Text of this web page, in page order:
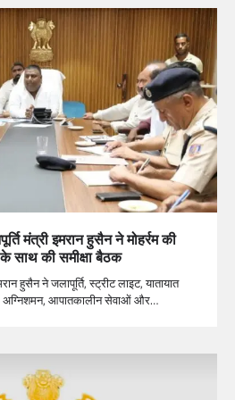
मंत्री इमरान हुसैन ने मोहर्रम की
साथ की समीक्षा बैठक
हुसैन ने जलापूर्ति, स्ट्रीट लाइट, यातायात
अग्निशमन, आपातकालीन सेवाओं और…